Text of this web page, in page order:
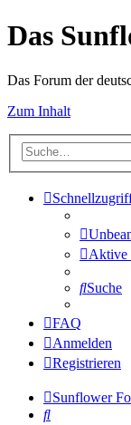
Das
Das Forum der
Zum Inhalt
Aktive
Suche
FAQ
Anmelden
Registrieren
Sunflower
Suche